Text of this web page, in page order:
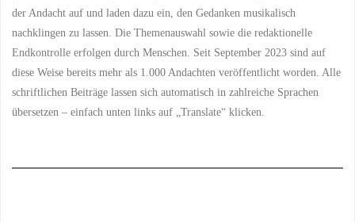
der Andacht auf und laden dazu ein, den Gedanken musikalisch
nachklingen zu lassen. Die Themenauswahl sowie die redaktionelle
Endkontrolle erfolgen durch Menschen. Seit September 2023 sind auf
diese Weise bereits mehr als 1.000 Andachten veröffentlicht worden. Alle
schriftlichen Beiträge lassen sich automatisch in zahlreiche Sprachen
übersetzen – einfach unten links auf „Translate“ klicken.